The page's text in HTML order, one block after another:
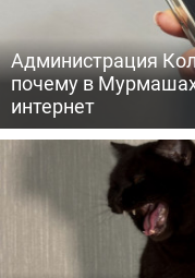
Администрация
почему в
интернет